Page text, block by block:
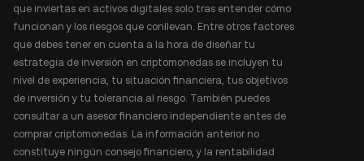
que inviertas en activos digitales solo tras entender cómo
funcionan y los riesgos que conllevan. Entre otros factores
que debes tener en cuenta a la hora de diseñar tu
estrategia de inversión en criptomonedas se incluyen tu
nivel de experiencia, tu situación financiera, tus objetivos
de inversión y tu tolerancia al riesgo. También puedes
consultar a un asesor financiero independiente antes de
comprar criptomonedas. La información anterior no
constituye ningún consejo financiero, y la rentabilidad